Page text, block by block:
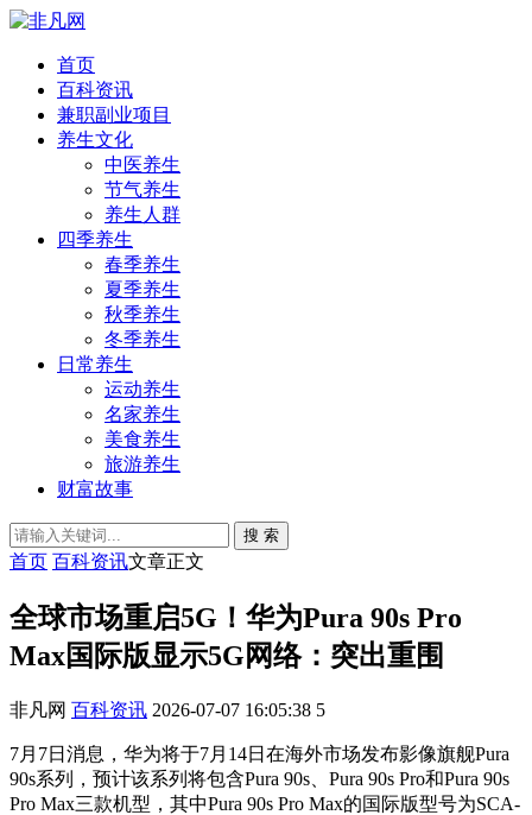
首页
百科资讯
兼职副业项目
养生文化
中医养生
节气养生
养生人群
四季养生
春季养生
夏季养生
秋季养生
冬季养生
日常养生
运动养生
名家养生
美食养生
旅游养生
财富故事
搜 索
首页 百科资讯文章正文
全球市场重启5G！华为Pura 90s Pro
Max国际版显示5G网络：突出重围
非凡网 百科资讯 2026-07-07 16:05:38 5
7月7日消息，华为将于7月14日在海外市场发布影像旗舰Pura
90s系列，预计该系列将包含Pura 90s、Pura 90s Pro和Pura 90s
Pro Max三款机型，其中Pura 90s Pro Max的国际版型号为SCA-